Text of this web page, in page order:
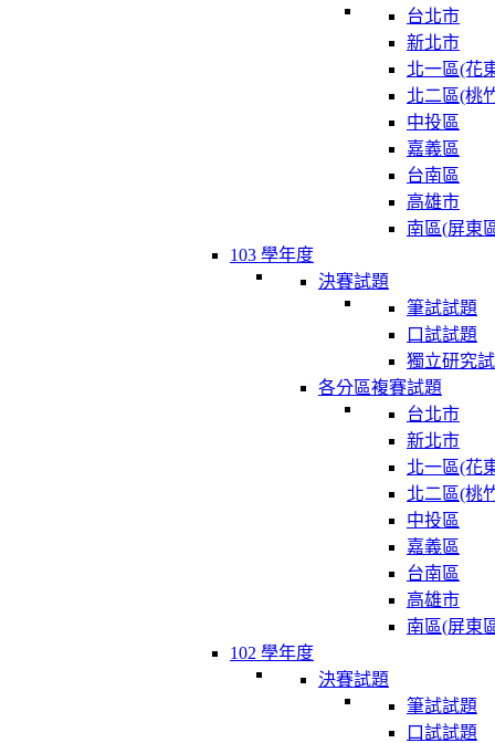
台北市
新北市
北一區(花
北二區(桃
中投區
嘉義區
台南區
高雄市
南區(屏東
103 學年度
決賽試題
筆試試題
口試試題
獨立研究
各分區複賽試題
台北市
新北市
北一區(花
北二區(桃
中投區
嘉義區
台南區
高雄市
南區(屏東
102 學年度
決賽試題
筆試試題
口試試題